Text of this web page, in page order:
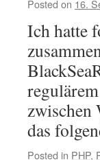
Posted on 16.
Ich hatte
zwischen
das
Posted in PHP,